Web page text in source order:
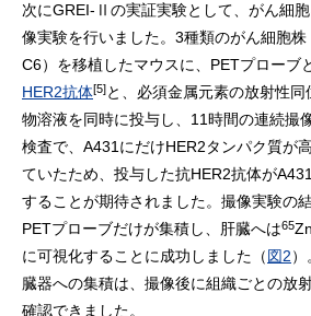
次にGREI-Ⅱの実証実験として、がん細
像実験を行いました。3種類のがん細胞
C6）を移植したマウスに、PETプローブ
HER2抗体[5]と、必須金属元素の放射性同
物溶液を同時に投与し、11時間の連続撮
検査で、A431にだけHER2タンパク質が
ていたため、投与した抗HER2抗体が
することが期待されました。撮像実験の
PETプローブだけが集積し、肝臓へは65
に可視化することに成功しました（図2）
臓器への集積は、撮像後に組織ごとの放
確認できました。